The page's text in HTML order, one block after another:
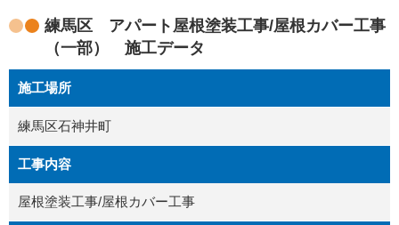
練馬区 アパート屋根塗装工事/屋根カバー工事
（一部） 施工データ
施工場所
練馬区石神井町
工事内容
屋根塗装工事/屋根カバー工事